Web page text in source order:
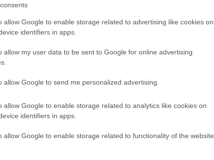
allow Google to enable storage related to advertising like cookies on
identifiers in apps.
allow my user data to be sent to Google for online advertising
allow Google to send me personalized advertising.
allow Google to enable storage related to analytics like cookies on
identifiers in apps.
allow Google to enable storage related to functionality of the website
mutatja, hogy a vállalatok
nem az emberi munkahelyek
hatékonyabbá tegye a munkavégzést
megtanulni, hogy igazán jól
az AI már most is komoly
a szerint kulcsfontosságú tényező a
a megfelelő tudás
igényként fogalmaznak meg.